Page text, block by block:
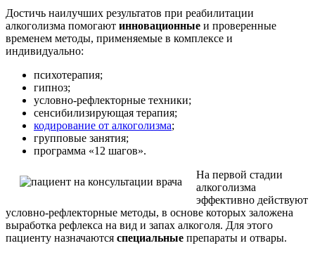
Достичь наилучших результатов при реабилитации
алкоголизма помогают инновационные и проверенные
временем методы, применяемые в комплексе и
индивидуально:
психотерапия;
гипноз;
условно-рефлекторные техники;
сенсибилизирующая терапия;
кодирование от алкоголизма;
групповые занятия;
программа «12 шагов».
На первой стадии
алкоголизма
эффективно действуют
условно-рефлекторные методы, в основе которых заложена
выработка рефлекса на вид и запах алкоголя. Для этого
пациенту назначаются специальные препараты и отвары.